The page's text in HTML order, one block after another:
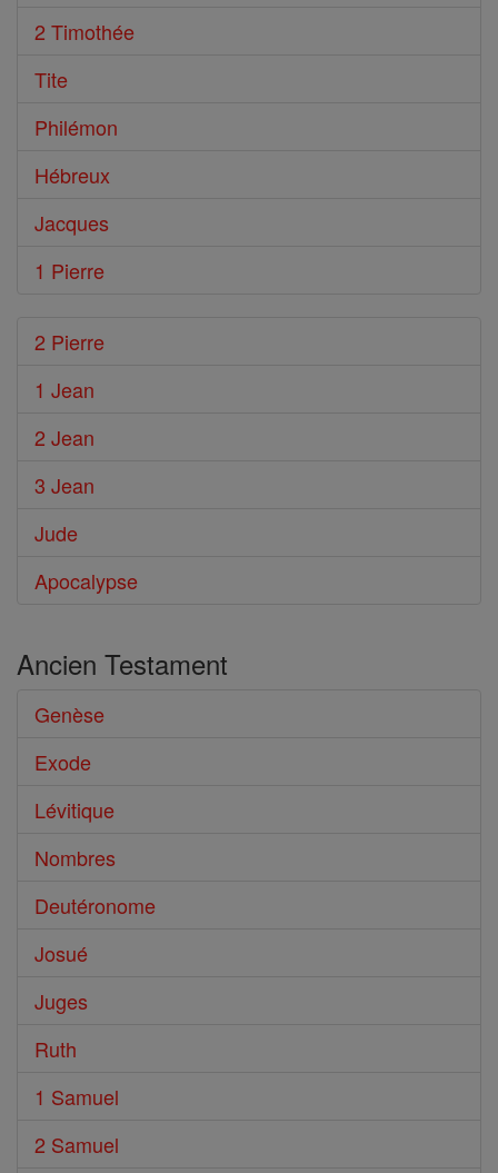
2 Timothée
Tite
Philémon
Hébreux
Jacques
1 Pierre
2 Pierre
1 Jean
2 Jean
3 Jean
Jude
Apocalypse
Ancien Testament
Genèse
Exode
Lévitique
Nombres
Deutéronome
Josué
Juges
Ruth
1 Samuel
2 Samuel